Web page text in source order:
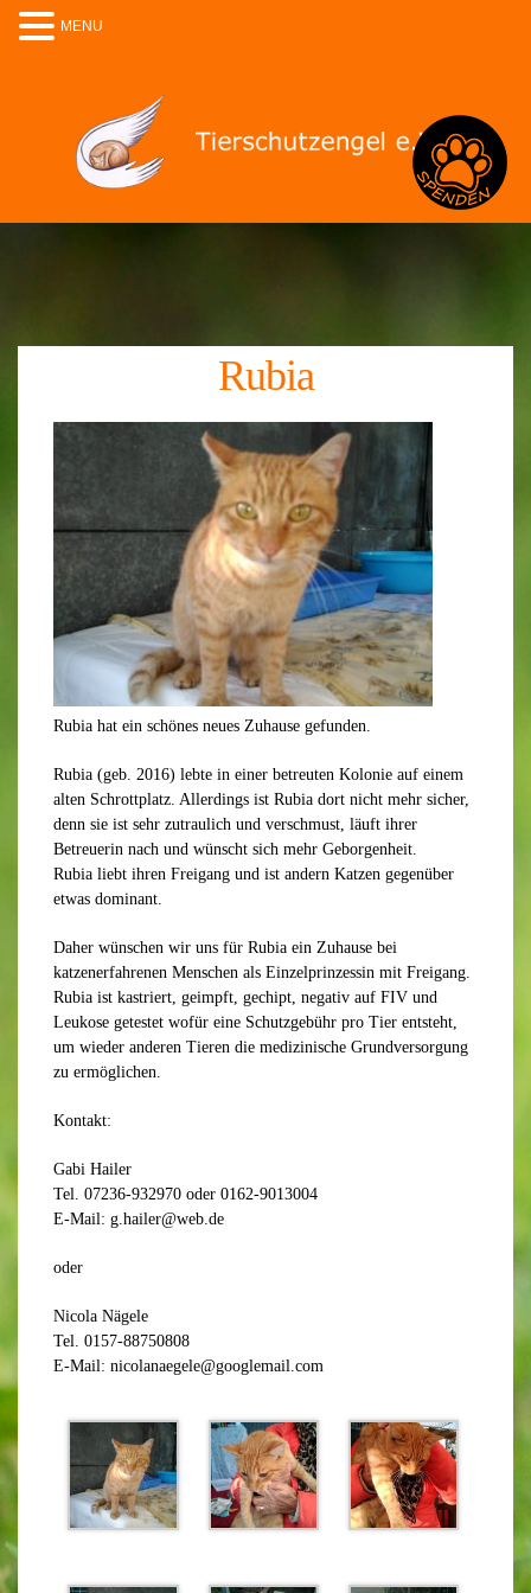
Rubia
Rubia hat ein schönes neues Zuhause gefunden.
Rubia (geb. 2016) lebte in einer betreuten Kolonie auf einem
alten Schrottplatz. Allerdings ist Rubia dort nicht mehr sicher,
denn sie ist sehr zutraulich und verschmust, läuft ihrer
Betreuerin nach und wünscht sich mehr Geborgenheit.
Rubia liebt ihren Freigang und ist andern Katzen gegenüber
etwas dominant.
Daher wünschen wir uns für Rubia ein Zuhause bei
katzenerfahrenen Menschen als Einzelprinzessin mit Freigang.
Rubia ist kastriert, geimpft, gechipt, negativ auf FIV und
Leukose getestet wofür eine Schutzgebühr pro Tier entsteht,
um wieder anderen Tieren die medizinische Grundversorgung
zu ermöglichen.
Kontakt:
Gabi Hailer
Tel. 07236-932970 oder 0162-9013004
E-Mail: g.hailer@web.de
oder
Nicola Nägele
Tel. 0157-88750808
E-Mail: nicolanaegele@googlemail.com
MENU